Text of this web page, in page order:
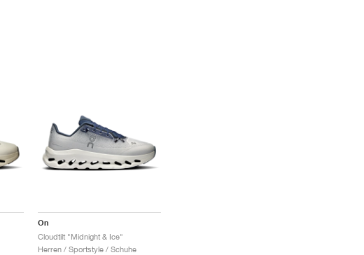
On
Cloudtilt "Midnight & Ice"
Herren / Sportstyle / Schuhe